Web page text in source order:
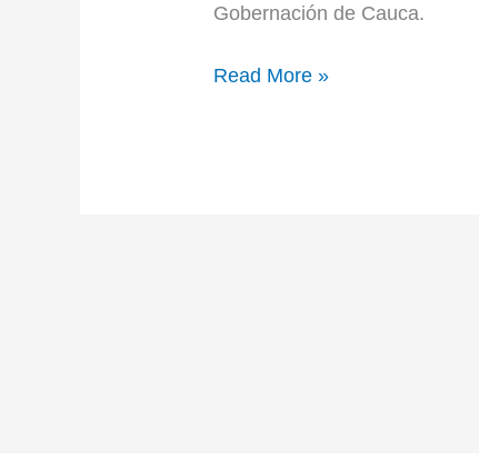
Gobernación de Cauca.
Read More »